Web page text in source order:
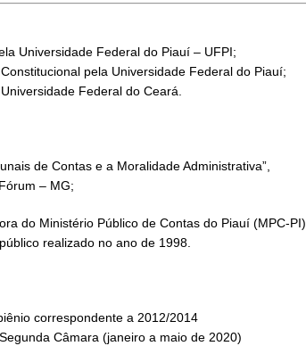
Universidade Federal do Piauí – UFPI;
pela Universidade Federal do Piauí;
Federal do Ceará.
de Contas e a Moralidade Administrativa”,
– MG;
do Ministério Público de Contas do Piauí (MPC-PI),
realizado no ano de 1998.
correspondente a 2012/2014
Câmara (janeiro a maio de 2020)